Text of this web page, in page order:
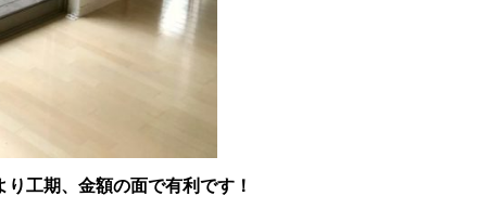
工期、金額の面で有利です！